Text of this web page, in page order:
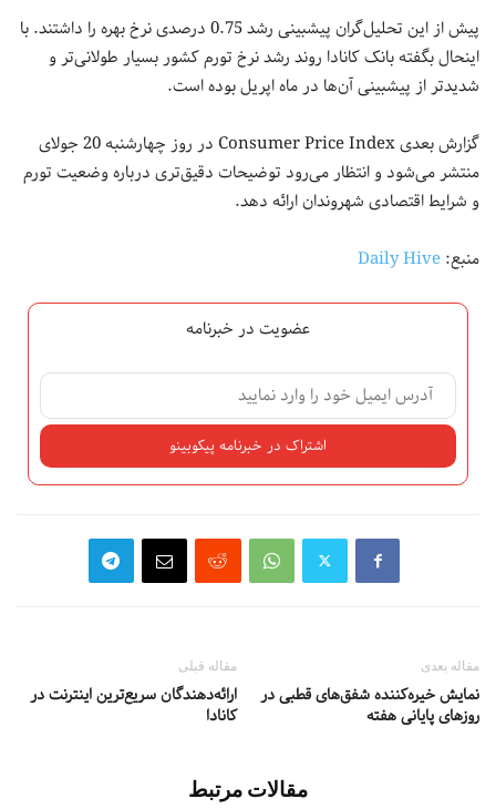
پیش از این تحلیل‌گران پیشبینی رشد 0.75 درصدی نرخ بهره را داشتند. با
اینحال بگفته بانک کانادا روند رشد نرخ تورم کشور بسیار طولانی‌تر و
شدیدتر از پیشبینی آن‌ها در ماه اپریل بوده است.
گزارش بعدی Consumer Price Index در روز چهارشنبه 20 جولای
منتشر می‌شود و انتظار می‌رود توضیحات دقیق‌تری درباره وضعیت تورم
و شرایط اقتصادی شهروندان ارائه دهد.
منبع:Daily Hive
عضویت در خبرنامه
مقاله قبلی
ارائه‌دهندگان سریع‌ترین اینترنت در
کانادا
مقاله بعدی
نمایش خیره‌کننده شفق‌های قطبی در
روزهای پایانی هفته
مقالات مرتبط